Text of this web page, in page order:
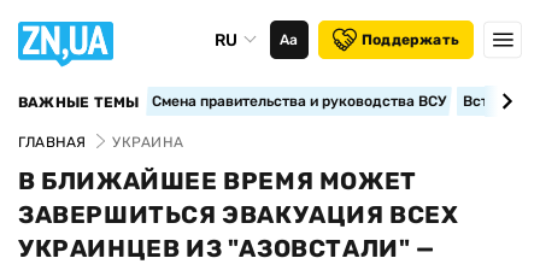
RU Аа Поддержать
ВАЖНЫЕ ТЕМЫ Смена правительства и руководства ВСУ
ГЛАВНАЯ УКРАИНА
В БЛИЖАЙШЕЕ ВРЕМЯ МОЖЕТ
ЗАВЕРШИТЬСЯ ЭВАКУАЦИЯ ВСЕХ
УКРАИНЦЕВ ИЗ "АЗОВСТАЛИ" —